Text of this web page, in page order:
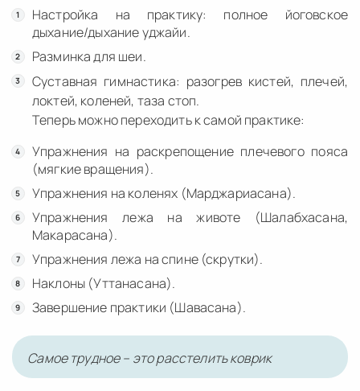
Настройка на практику: полное йоговское
дыхание/дыхание уджайи.
Разминка для шеи.
Суставная гимнастика: разогрев кистей, плечей,
локтей, коленей, таза стоп.
Теперь можно переходить к самой практике:
Упражнения на раскрепощение плечевого пояса
(мягкие вращения).
Упражнения на коленях (Марджариасана).
Упражнения лежа на животе (Шалабхасана,
Макарасана).
Упражнения лежа на спине (скрутки).
Наклоны (Уттанасана).
Завершение практики (Шавасана).
Самое трудное – это расстелить коврик